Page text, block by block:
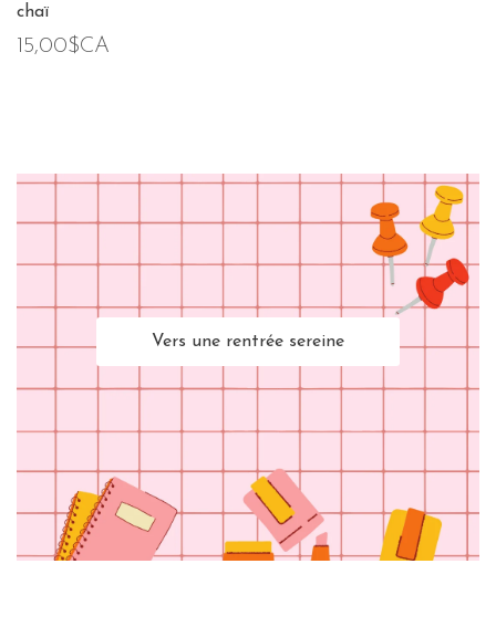
chaï
15,00$CA
Vers une rentrée sereine